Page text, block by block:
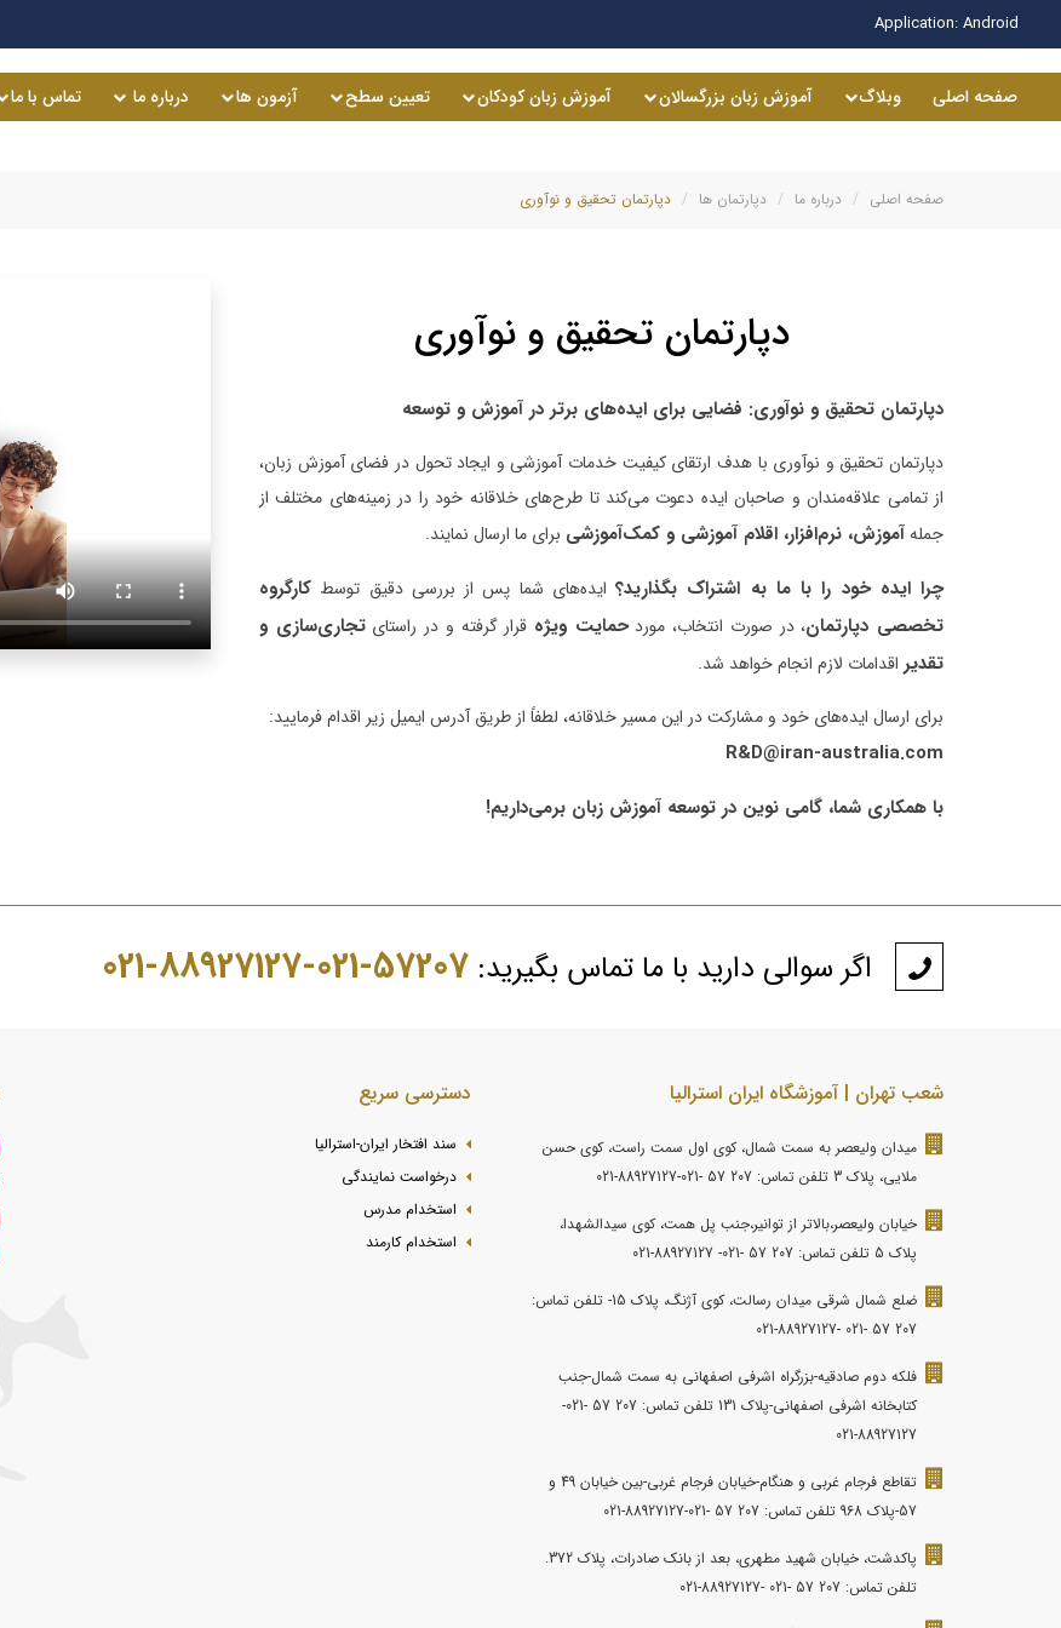
Application:Android
صفحه اصلی وبلاگ آموزش زبان بزرگسالان آموزش زبان کودکان تعیین سطح آزمون ها درباره ما تماس با ما
صفحه اصلی درباره ما دپارتمان ها دپارتمان تحقیق و نوآوری
دپارتمان تحقیق و نوآوری
دپارتمان تحقیق و نوآوری: فضایی برای ایده‌های برتر در آموزش و توسعه
دپارتمان تحقیق و نوآوری با هدف ارتقای کیفیت خدمات آموزشی و ایجاد تحول در فضای آموزش زبان،
از تمامی علاقه‌مندان و صاحبان ایده دعوت می‌کند تا طرح‌های خلاقانه خود را در زمینه‌های مختلف از
جملهآموزش، نرم‌افزار، اقلام آموزشی و کمک‌آموزشی برای ما ارسال نمایند.
چرا ایده خود را با ما به اشتراک بگذارید؟ ایده‌های شما پس از بررسی دقیق توسط کارگروه
تخصصی دپارتمان، در صورت انتخاب، موردحمایت ویژه قرار گرفته و در راستایتجاری‌سازی و
تقدیر اقدامات لازم انجام خواهد شد.
برای ارسال ایده‌های خود و مشارکت در این مسیر خلاقانه، لطفاً از طریق آدرس ایمیل زیر اقدام فرمایید:
R&D@iran-australia.com
با همکاری شما، گامی نوین در توسعه آموزش زبان برمی‌داریم!
اگر سوالی دارید با ما تماس بگیرید: 57207-021-88927127-021
شعب تهران | آموزشگاه ایران استرالیا
میدان ولیعصر به سمت شمال، کوی اول سمت راست، کوی حسن
ملایی، پلاک 3 تلفن تماس: 207 57 -021-88927127-021
خیابان ولیعصر،بالاتر از توانیر،جنب پل همت، کوی سیدالشهدا،
پلاک 5 تلفن تماس: 207 57 -021- 88927127-021
ضلع شمال شرقی میدان رسالت، کوی آژنگ، پلاک 15- تلفن تماس:
207 57 -021 -88927127-021
فلکه دوم صادقیه-بزرگراه اشرفی اصفهانی به سمت شمال-جنب
کتابخانه اشرفی اصفهانی-پلاک 131 تلفن تماس: 207 57 -021-
88927127-021
تقاطع فرجام غربی و هنگام-خیابان فرجام غربی-بین خیابان 49 و
57-پلاک 968 تلفن تماس: 207 57 -021-88927127-021
پاکدشت، خیابان شهید مطهری، بعد از بانک صادرات، پلاک 372.
تلفن تماس: 207 57 -021 -88927127-021
دسترسی سریع
سند افتخار ایران-استرالیا
درخواست نمایندگی
استخدام مدرس
استخدام کارمند